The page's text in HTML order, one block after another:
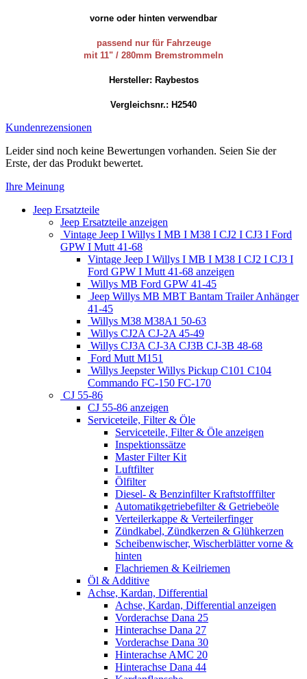
vorne oder hinten verwendbar
passend nur für Fahrzeuge
mit 11" / 280mm Bremstrommeln
Hersteller: Raybestos
Vergleichsnr.: H2540
Kundenrezensionen
Leider sind noch keine Bewertungen vorhanden. Seien Sie der
Erste, der das Produkt bewertet.
Ihre Meinung
Jeep Ersatzteile
Jeep Ersatzteile anzeigen
Vintage Jeep I Willys I MB I M38 I CJ2 I CJ3 I Ford
GPW I Mutt 41-68
Vintage Jeep I Willys I MB I M38 I CJ2 I CJ3 I
Ford GPW I Mutt 41-68 anzeigen
Willys MB Ford GPW 41-45
Jeep Willys MB MBT Bantam Trailer Anhänger
41-45
Willys M38 M38A1 50-63
Willys CJ2A CJ-2A 45-49
Willys CJ3A CJ-3A CJ3B CJ-3B 48-68
Ford Mutt M151
Willys Jeepster Willys Pickup C101 C104
Commando FC-150 FC-170
CJ 55-86
CJ 55-86 anzeigen
Serviceteile, Filter & Öle
Serviceteile, Filter & Öle anzeigen
Inspektionssätze
Master Filter Kit
Luftfilter
Ölfilter
Diesel- & Benzinfilter Kraftstofffilter
Automatikgetriebefilter & Getriebeöle
Verteilerkappe & Verteilerfinger
Zündkabel, Zündkerzen & Glühkerzen
Scheibenwischer, Wischerblätter vorne &
hinten
Flachriemen & Keilriemen
Öl & Additive
Achse, Kardan, Differential
Achse, Kardan, Differential anzeigen
Vorderachse Dana 25
Hinterachse Dana 27
Vorderachse Dana 30
Hinterachse AMC 20
Hinterachse Dana 44